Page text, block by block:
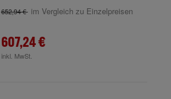
652,94 € im Vergleich zu Einzelpreisen
607,24 €
inkl. MwSt.